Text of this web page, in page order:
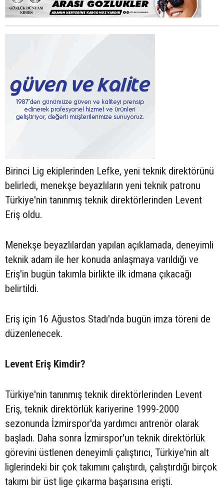
Birinci Lig ekiplerinden Lefke, yeni teknik direktörünü
belirledi, menekşe beyazlıların yeni teknik patronu
Türkiye'nin tanınmış teknik direktörlerinden Levent
Eriş oldu.
Menekşe beyazlılardan yapılan açıklamada, deneyimli
teknik adam ile her konuda anlaşmaya varıldığı ve
Eriş'in bugün takımla birlikte ilk idmana çıkacağı
belirtildi.
Eriş için 16 Ağustos Stadı'nda bugün imza töreni de
düzenlenecek.
Levent Eriş Kimdir?
Türkiye'nin tanınmış teknik direktörlerinden Levent
Eriş, teknik direktörlük kariyerine 1999-2000
sezonunda İzmirspor'da yardımcı antrenör olarak
başladı. Daha sonra İzmirspor'un teknik direktörlük
görevini üstlenen deneyimli çalıştırıcı, Türkiye'nin alt
liglerindeki bir çok takımını çalıştırdı, çalıştırdığı birçok
takımı bir üst lige çıkarma başarısına erişti.